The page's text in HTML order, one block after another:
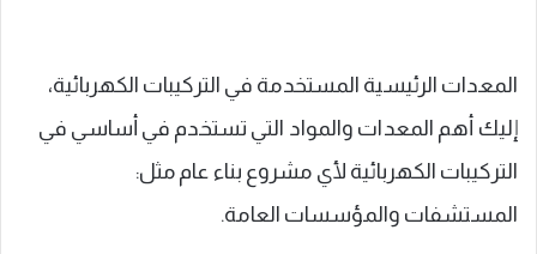
المعدات الرئيسية المستخدمة في التركيبات الكهربائية،
إليك أهم المعدات والمواد التي تستخدم في أساسي في
التركيبات الكهربائية لأي مشروع بناء عام مثل:
المستشفات والمؤسسات العامة.